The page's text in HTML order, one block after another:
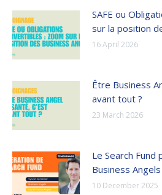
SAFE ou
sur la position
16 April 2026
Être Business
avant tout ?
23 March 2026
Le Search Fund
Business
10 December 2025